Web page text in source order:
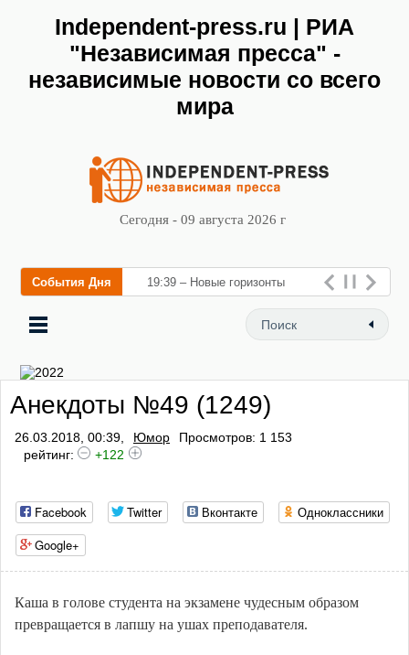
Independent-press.ru | РИА
"Независимая пресса" -
независимые новости со всего
мира
Сегодня - 09 августа 2026 г
События Дня 19:39 – Новые горизонты
флебологии: в Москве
открылся «Городской центр
Анекдоты №49 (1249)
26.03.2018, 00:39, Юмор
Просмотров: 1 153
рейтинг:
+122
Facebook Twitter Вконтакте
Одноклассники
Google+
Каша в голове студента на экзамене чудесным образом
превращается в лапшу на ушах преподавателя.